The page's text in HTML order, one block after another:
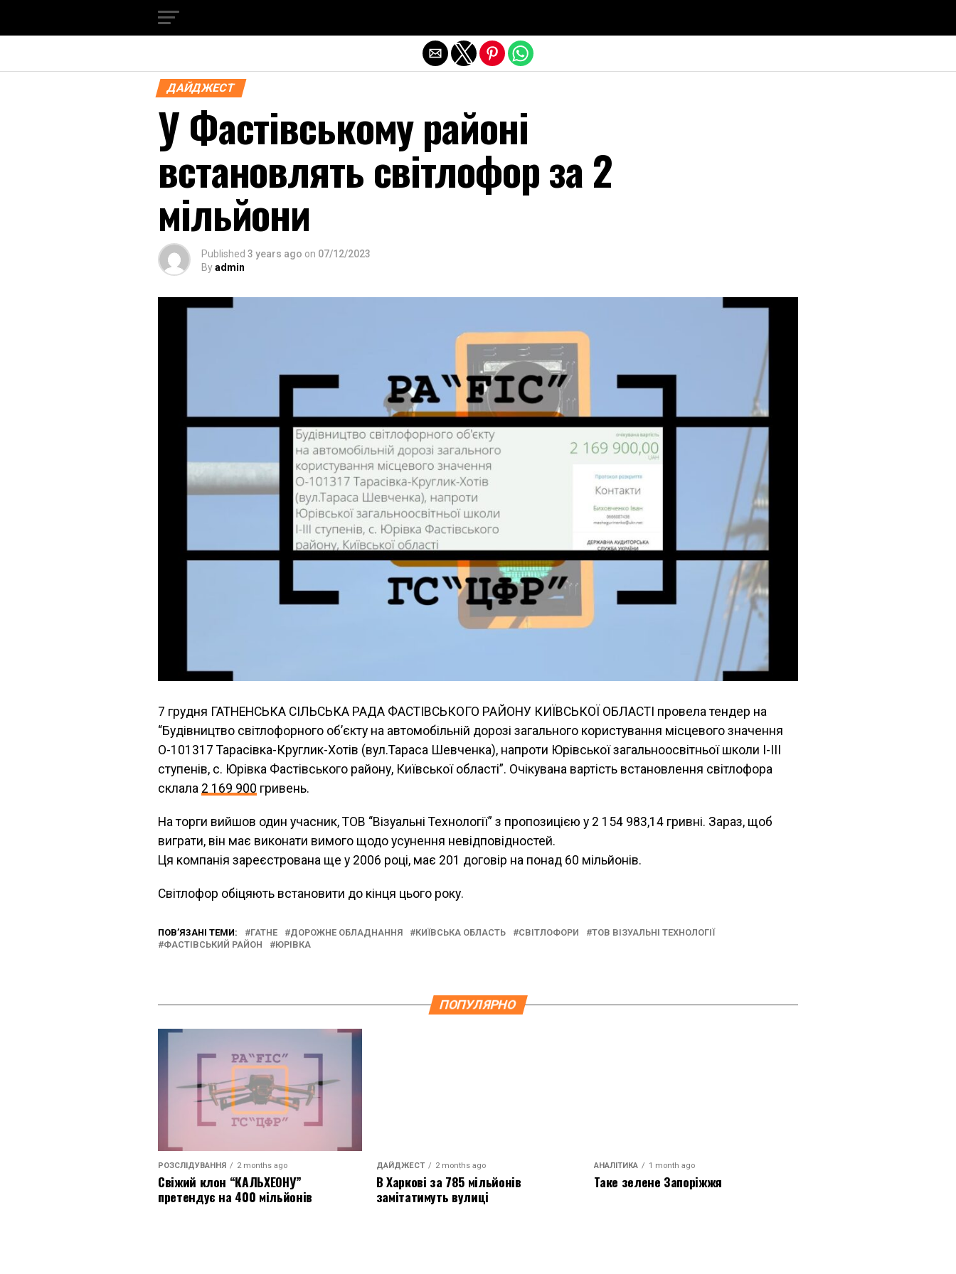
ДАЙДЖЕСТ
У Фастівському районі
встановлять світлофор за 2
мільйони
Published 3 years ago on 07/12/2023
Byadmin
7 грудня ГАТНЕНСЬКА СІЛЬСЬКА РАДА ФАСТІВСЬКОГО РАЙОНУ КИЇВСЬКОЇ ОБЛАСТІ провела тендер на
“Будівництво світлофорного об’єкту на автомобільній дорозі загального користування місцевого значення
О-101317 Тарасівка-Круглик-Хотів (вул.Тараса Шевченка), напроти Юрівської загальноосвітньої школи І-ІІІ
ступенів, с. Юрівка Фастівського району, Київської області”. Очікувана вартість встановлення світлофора
склала 2 169 900 гривень.
На торги вийшов один учасник, ТОВ “Візуальні Технології” з пропозицією у 2 154 983,14 гривні. Зараз, щоб
виграти, він має виконати вимого щодо усунення невідповідностей.
Ця компанія зареєстрована ще у 2006 році, має 201 договір на понад 60 мільйонів.
Світлофор обіцяють встановити до кінця цього року.
ПОВ’ЯЗАНІ ТЕМИ: ГАТНЕ ДОРОЖНЕ ОБЛАДНАННЯ КИЇВСЬКА ОБЛАСТЬ СВІТЛОФОРИ
ТОВ ВІЗУАЛЬНІ ТЕХНОЛОГІЇ
ФАСТІВСЬКИЙ РАЙОН
ЮРІВКА
ПОПУЛЯРНО
РОЗСЛІДУВАННЯ 2 months ago
Свіжий клон “КАЛЬХЕОНУ”
претендує на 400 мільйонів
ДАЙДЖЕСТ 2 months ago
В Харкові за 785 мільйонів
замітатимуть вулиці
АНАЛІТИКА 1 month ago
Таке зелене Запоріжжя